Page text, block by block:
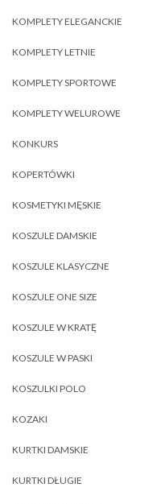
KOMPLETY ELEGANCKIE
KOMPLETY LETNIE
KOMPLETY SPORTOWE
KOMPLETY WELUROWE
KONKURS
KOPERTÓWKI
KOSMETYKI MĘSKIE
KOSZULE DAMSKIE
KOSZULE KLASYCZNE
KOSZULE ONE SIZE
KOSZULE W KRATĘ
KOSZULE W PASKI
KOSZULKI POLO
KOZAKI
KURTKI DAMSKIE
KURTKI DŁUGIE